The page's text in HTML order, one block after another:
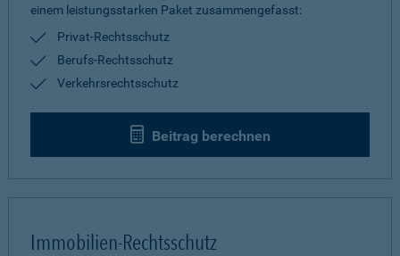
einem leistungsstarken Paket zusammengefasst:
Privat-Rechtsschutz
Berufs-Rechtsschutz
Verkehrsrechtsschutz
Beitrag berechnen
Immobilien-Rechtsschutz